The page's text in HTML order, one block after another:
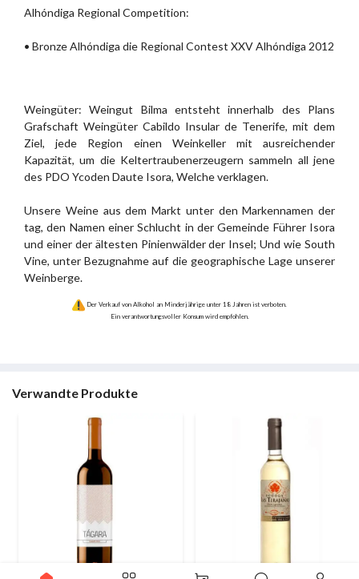
Alhóndiga Regional Competition:
• Bronze Alhóndiga die Regional Contest XXV Alhóndiga 2012
Weingüter: Weingut Bilma entsteht innerhalb des Plans
Grafschaft Weingüter Cabildo Insular de Tenerife, mit dem
Ziel, jede Region einen Weinkeller mit ausreichender
Kapazität, um die Keltertraubenerzeugern sammeln all jene
des PDO Ycoden Daute Isora, Welche verklagen.
Unsere Weine aus dem Markt unter den Markennamen der
tag, den Namen einer Schlucht in der Gemeinde Führer Isora
und einer der ältesten Pinienwälder der Insel; Und wie South
Vine, unter Bezugnahme auf die geographische Lage unserer
Weinberge.
Der Verkauf von Alkohol an Minderjährige unter 18 Jahren ist verboten.
Ein verantwortungsvoller Konsum wird empfohlen.
Verwandte Produkte